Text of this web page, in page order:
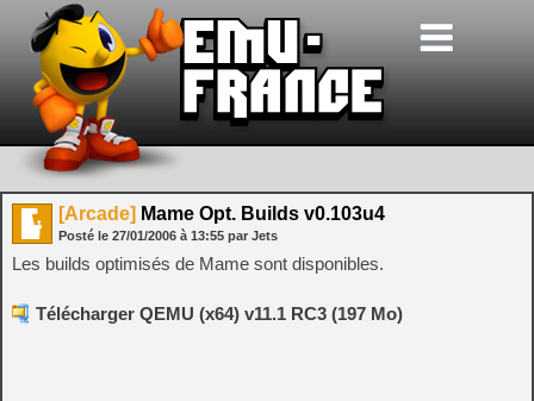
[Arcade] Mame Opt. Builds v0.103u4
Posté le 27/01/2006 à 13:55 par Jets
Les builds optimisés de Mame sont disponibles.
Télécharger QEMU (x64) v11.1 RC3 (197 Mo)